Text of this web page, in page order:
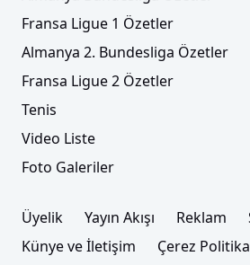
Fransa Ligue 1 Özetler
Almanya 2. Bundesliga Özetler
Fransa Ligue 2 Özetler
Tenis
Video Liste
Foto Galeriler
Üyelik Yayın Akışı Reklam
Künye ve İletişim
Çerez